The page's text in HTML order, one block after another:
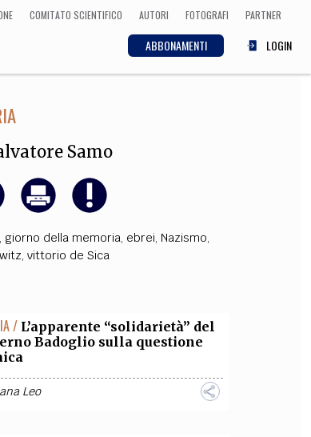
COMITATO SCIENTIFICO AUTORI FOTOGRAFI PARTNER
ABBONAMENTI LOGIN
Musica,
NOI
Samo
, giorno della memoria, ebrei, Nazismo,
, vittorio de Sica
/ L’apparente “solidarietà” del
Badoglio sulla questione
Leo